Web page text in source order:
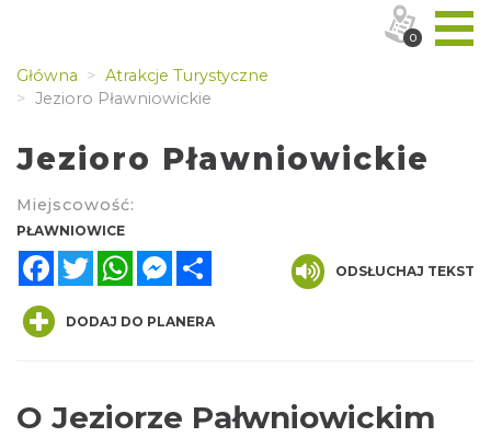
Główna
Atrakcje Turystyczne
Jezioro Pławniowickie
Jezioro Pławniowickie
Miejscowość:
PŁAWNIOWICE
FacebookTwitterWhatsAppMessenger
ODSŁUCHAJ TEKST
DODAJ DO PLANERA
O Jeziorze Pałwniowickim
0